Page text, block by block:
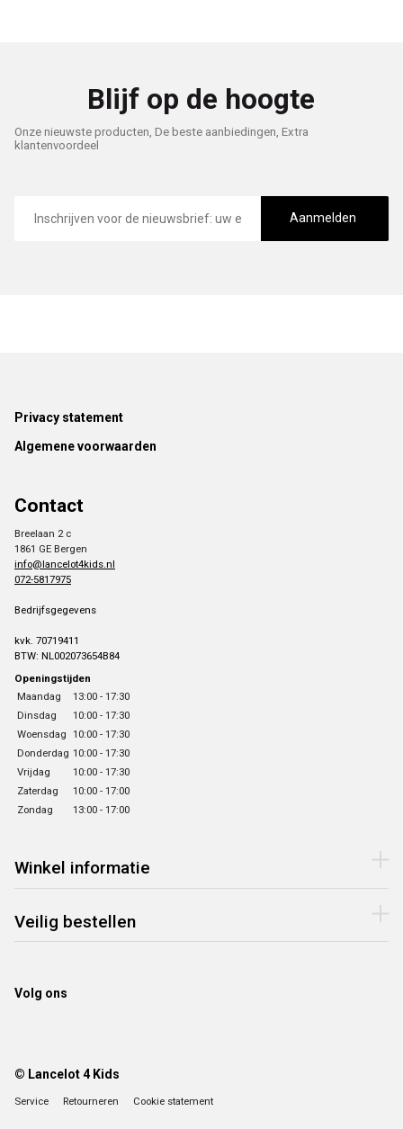
Blijf op de hoogte
Onze nieuwste producten, De beste aanbiedingen, Extra
klantenvoordeel
mailadres
Aanmelden
Footer
Privacy statement
Algemene voorwaarden
Contact
Breelaan 2 c
1861 GE Bergen
info@lancelot4kids.nl
072-5817975
Bedrijfsgegevens
kvk. 70719411
BTW: NL002073654B84
Openingstijden
Maandag
13:00 - 17:30
Dinsdag
10:00 - 17:30
Woensdag 10:00 - 17:30
Donderdag 10:00 - 17:30
Vrijdag
10:00 - 17:30
Zaterdag
10:00 - 17:00
Zondag
13:00 - 17:00
Winkel informatie
Veilig bestellen
Volg ons
© Lancelot 4 Kids
Service Retourneren Cookie statement